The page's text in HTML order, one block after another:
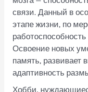
связи. Данный в
этапе жизни, по
Освоение новых
память, развивает
адаптивность
Хобби,